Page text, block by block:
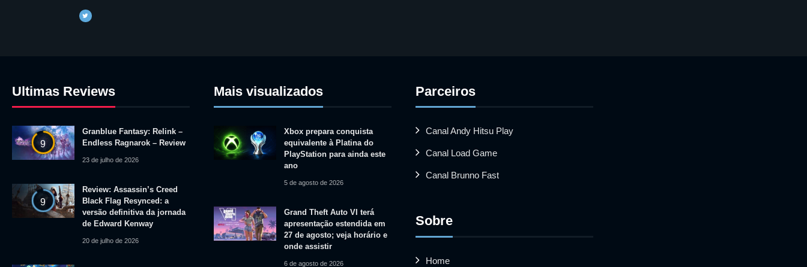
Ultimas Reviews
9
Granblue Fantasy: Relink –
Endless Ragnarok – Review
23 de julho de 2026
9
Review: Assassin’s Creed
Black Flag Resynced: a
versão definitiva da jornada
de Edward Kenway
20 de julho de 2026
Mais visualizados
Xbox prepara conquista
equivalente à Platina do
PlayStation para ainda este
ano
5 de agosto de 2026
Grand Theft Auto VI terá
apresentação estendida em
27 de agosto; veja horário e
onde assistir
6 de agosto de 2026
Parceiros
Canal Andy Hitsu Play
Canal Load Game
Canal Brunno Fast
Sobre
Home